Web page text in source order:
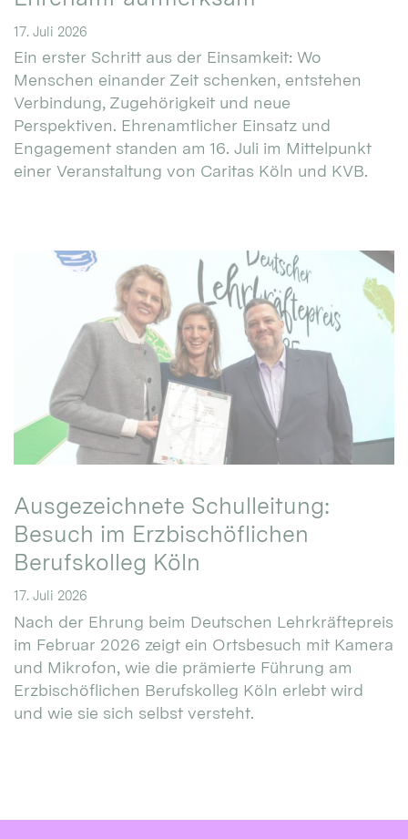
17. Juli 2026
Ein erster Schritt aus der Einsamkeit: Wo
Menschen einander Zeit schenken, entstehen
Verbindung, Zugehörigkeit und neue
Perspektiven. Ehrenamtlicher Einsatz und
Engagement standen am 16. Juli im Mittelpunkt
einer Veranstaltung von Caritas Köln und KVB.
Ausgezeichnete Schulleitung:
Besuch im Erzbischöflichen
Berufskolleg Köln
17. Juli 2026
Nach der Ehrung beim Deutschen Lehrkräftepreis
im Februar 2026 zeigt ein Ortsbesuch mit Kamera
und Mikrofon, wie die prämierte Führung am
Erzbischöflichen Berufskolleg Köln erlebt wird
und wie sie sich selbst versteht.